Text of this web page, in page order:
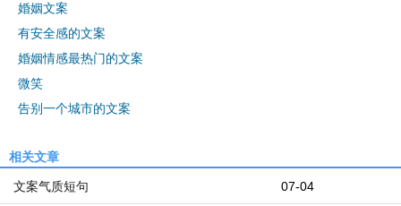
婚姻文案
有安全感的文案
婚姻情感最热门的文案
微笑
告别一个城市的文案
相关文章
07-04
文案气质短句